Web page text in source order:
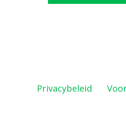
Privacybeleid en